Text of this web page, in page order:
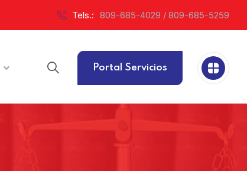
Tels.: 809-685-4029 / 809-685-5259
Portal Servicios